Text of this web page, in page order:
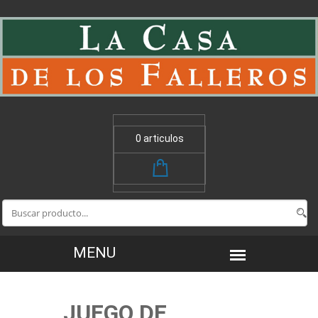
0 articulos